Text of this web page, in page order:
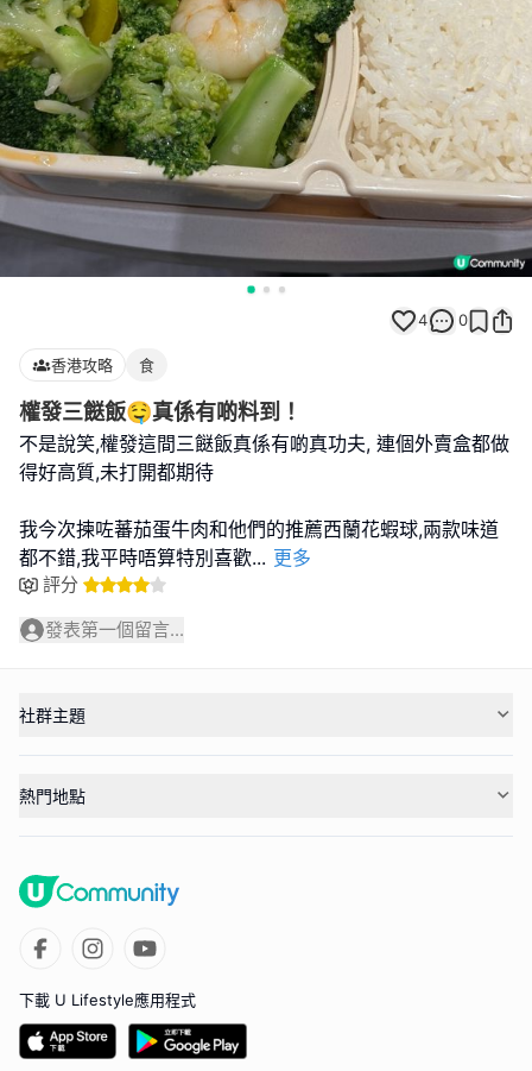
4 0
香港攻略 食
權發三餸飯🤤真係有啲料到！
不是說笑,權發這間三餸飯真係有啲真功夫, 連個外賣盒都做
得好高質,未打開都期待
我今次揀咗蕃茄蛋牛肉和他們的推薦西蘭花蝦球,兩款味道
都不錯,我平時唔算特別喜歡... 更多
評分
發表第一個留言...
社群主題
熱門地點
下載 U Lifestyle應用程式